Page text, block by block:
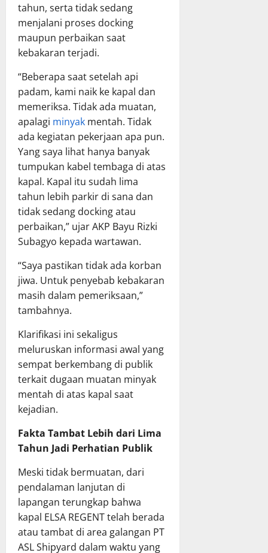
tahun, serta tidak sedang
menjalani proses docking
maupun perbaikan saat
kebakaran terjadi.
“Beberapa saat setelah api
padam, kami naik ke kapal dan
memeriksa. Tidak ada muatan,
apalagi minyak mentah. Tidak
ada kegiatan pekerjaan apa pun.
Yang saya lihat hanya banyak
tumpukan kabel tembaga di atas
kapal. Kapal itu sudah lima
tahun lebih parkir di sana dan
tidak sedang docking atau
perbaikan,” ujar AKP Bayu Rizki
Subagyo kepada wartawan.
“Saya pastikan tidak ada korban
jiwa. Untuk penyebab kebakaran
masih dalam pemeriksaan,”
tambahnya.
Klarifikasi ini sekaligus
meluruskan informasi awal yang
sempat berkembang di publik
terkait dugaan muatan minyak
mentah di atas kapal saat
kejadian.
Fakta Tambat Lebih dari Lima
Tahun Jadi Perhatian Publik
Meski tidak bermuatan, dari
pendalaman lanjutan di
lapangan terungkap bahwa
kapal ELSA REGENT telah berada
atau tambat di area galangan PT
ASL Shipyard dalam waktu yang